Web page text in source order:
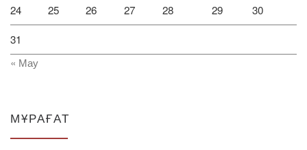
24 25 26 27 28 29 30
31
« Мау
МҰРАҒАТ